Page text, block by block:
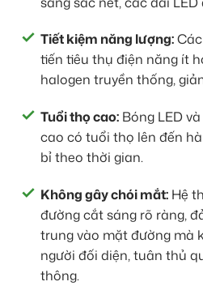
Tiết kiệm năng lượng:
tiến tiêu thụ điện năng ít
halogen truyền thống,
Tuổi thọ cao: Bóng LED
cao có tuổi thọ lên đến
bỉ theo thời gian.
Không gây chói mắt: Hệ
đường cắt sáng rõ ràng,
trung vào mặt đường mà
người đối diện, tuân thủ
thông.